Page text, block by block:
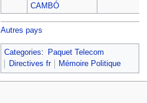
CAMBÓ
Autres pays
Categories:
Paquet Telecom
Directives fr
Mémoire Politique